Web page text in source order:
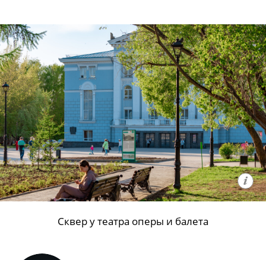
Сквер у театра оперы и балета